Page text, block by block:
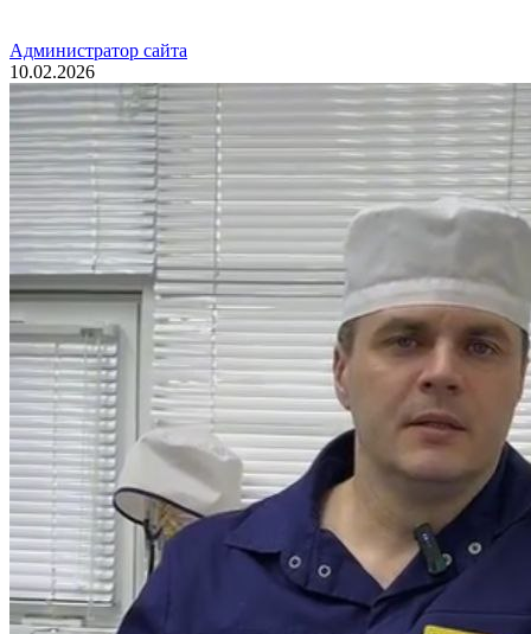
Администратор сайта
10.02.2026